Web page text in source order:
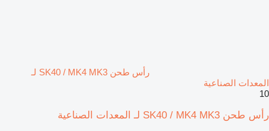
رأس طحن SK40 / MK4 MK3 لـ
المعدات الصناعية
10
رأس طحن SK40 / MK4 MK3 لـ المعدات الصناعية